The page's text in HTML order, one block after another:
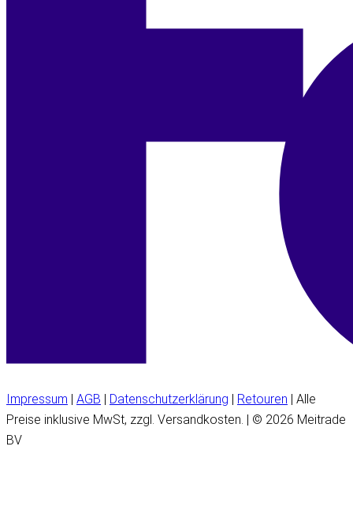
Impressum AGB Datenschutzerklärung Retouren | Alle
Preise inklusive MwSt, zzgl. Versandkosten. | © 2026 Meitrade
BV